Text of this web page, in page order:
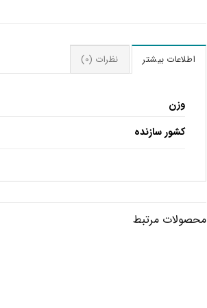
اطلاعات بیشتر نظرات (0)
وزن
کشور سازنده
محصولات مرتبط